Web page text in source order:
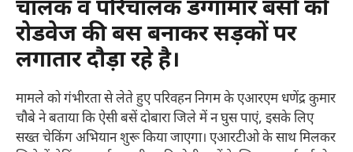
चालक व परिचालक डग्गामार बसों को
रोडवेज की बस बनाकर सड़कों पर
लगातार दौड़ा रहे है।
मामले को गंभीरता से लेते हुए परिवहन निगम के एआरएम धणेंद्र कुमार
चौबे ने बताया कि ऐसी बसें दोबारा जिले में न घुस पाएं, इसके लिए
सख्त चेकिंग अभियान शुरू किया जाएगा। एआरटीओ के साथ मिलकर